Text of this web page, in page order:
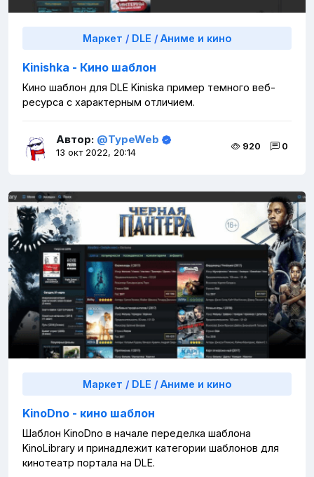
Маркет / DLE / Аниме и кино
Kinishka - Кино шаблон
Кино шаблон для DLE Kiniska пример темного веб-
ресурса с характерным отличием.
Автор: @TypeWeb
13 окт 2022, 20:14
920 0
Маркет / DLE / Аниме и кино
KinoDno - кино шаблон
Шаблон KinoDno в начале переделка шаблона
KinoLibrary и принадлежит категории шаблонов для
кинотеатр портала на DLE.